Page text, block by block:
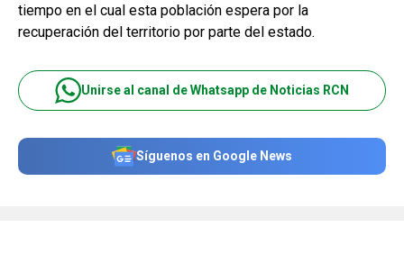
tiempo en el cual esta población espera por la
recuperación del territorio por parte del estado.
Unirse al canal de Whatsapp de Noticias RCN
Síguenos en Google News